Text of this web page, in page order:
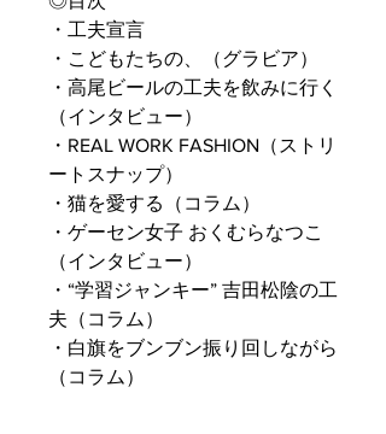
・工夫宣言
・こどもたちの、（グラビア）
・高尾ビールの工夫を飲みに行く
（インタビュー）
・REAL WORK FASHION（ストリ
ートスナップ）
・猫を愛する（コラム）
・ゲーセン女子 おくむらなつこ
（インタビュー）
・“学習ジャンキー” 吉田松陰の工
夫（コラム）
・白旗をブンブン振り回しながら
（コラム）